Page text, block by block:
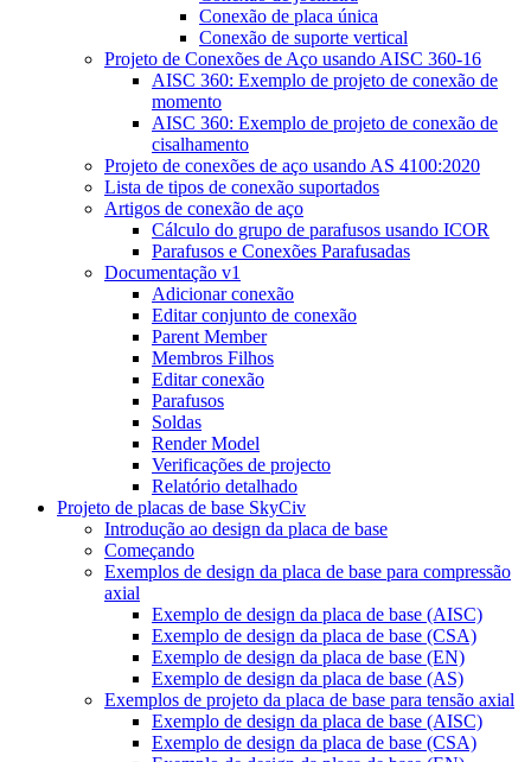
Conexão de placa única
Conexão de suporte vertical
Projeto de Conexões de Aço usando AISC 360-16
AISC 360: Exemplo de projeto de conexão de
momento
AISC 360: Exemplo de projeto de conexão de
cisalhamento
Projeto de conexões de aço usando AS 4100:2020
Lista de tipos de conexão suportados
Artigos de conexão de aço
Cálculo do grupo de parafusos usando ICOR
Parafusos e Conexões Parafusadas
Documentação v1
Adicionar conexão
Editar conjunto de conexão
Parent Member
Membros Filhos
Editar conexão
Parafusos
Soldas
Render Model
Verificações de projecto
Relatório detalhado
Projeto de placas de base SkyCiv
Introdução ao design da placa de base
Começando
Exemplos de design da placa de base para compressão
axial
Exemplo de design da placa de base (AISC)
Exemplo de design da placa de base (CSA)
Exemplo de design da placa de base (EN)
Exemplo de design da placa de base (AS)
Exemplos de projeto da placa de base para tensão axial
Exemplo de design da placa de base (AISC)
Exemplo de design da placa de base (CSA)